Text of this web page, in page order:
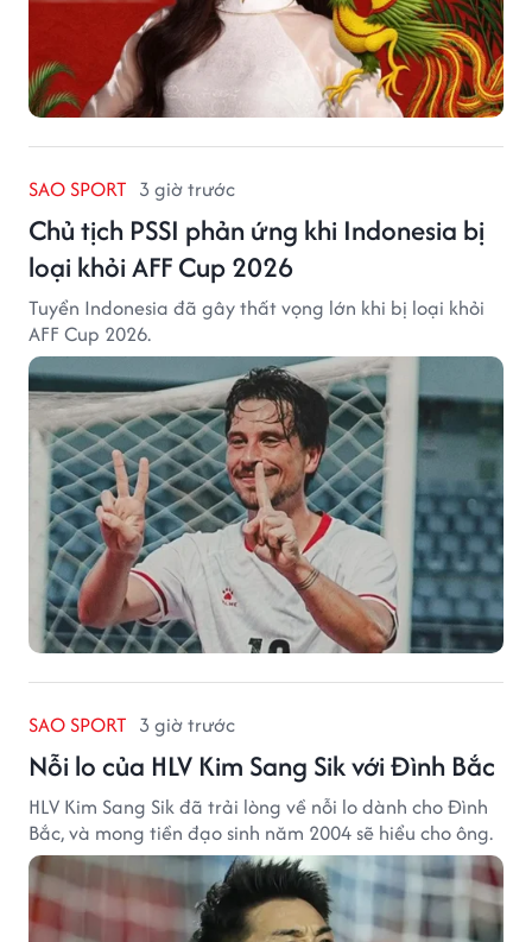
SAO SPORT 3 giờ trước
Chủ tịch PSSI phản ứng khi Indonesia bị
loại khỏi AFF Cup 2026
Tuyển Indonesia đã gây thất vọng lớn khi bị loại khỏi
AFF Cup 2026.
SAO SPORT 3 giờ trước
Nỗi lo của HLV Kim Sang Sik với Đình Bắc
HLV Kim Sang Sik đã trải lòng về nỗi lo dành cho Đình
Bắc, và mong tiền đạo sinh năm 2004 sẽ hiểu cho ông.